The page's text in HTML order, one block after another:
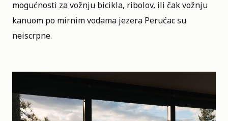
mogućnosti za vožnju bicikla, ribolov, ili čak vožnju
kanuom po mirnim vodama jezera Perućac su
neiscrpne.